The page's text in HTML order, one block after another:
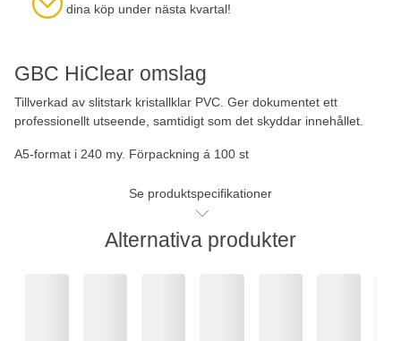
GBC HiClear omslag
Tillverkad av slitstark kristallklar PVC. Ger dokumentet ett
professionellt utseende, samtidigt som det skyddar innehållet.
A5-format i 240 my. Förpackning á 100 st
Se produktspecifikationer
dina köp under nästa kvartal!
Alternativa produkter